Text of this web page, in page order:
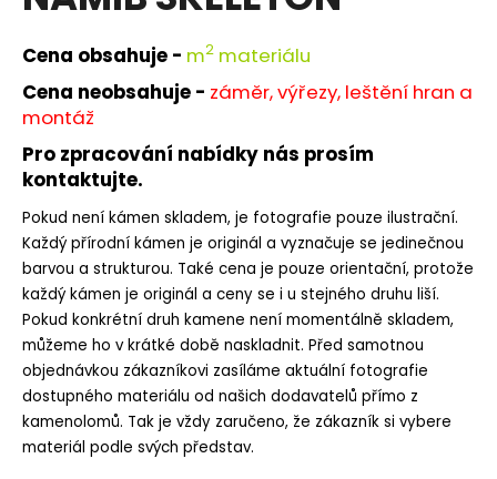
z
5
hvězdiček.
Cena obsahuje - m2 materiálu
Cena neobsahuje - záměr, výřezy, leštění hran a
montáž
Pro zpracování nabídky nás prosím
kontaktujte.
Pokud není kámen skladem, je fotografie pouze ilustrační.
Každý přírodní kámen je originál a vyznačuje se jedinečnou
barvou a strukturou. Také cena je pouze orientační, protože
každý kámen je originál a ceny se i u stejného druhu liší.
Pokud konkrétní druh kamene není momentálně skladem,
můžeme ho v krátké době naskladnit. Před samotnou
objednávkou zákazníkovi zasíláme aktuální fotografie
dostupného materiálu od našich dodavatelů přímo z
kamenolomů. Tak je vždy zaručeno, že zákazník si vybere
materiál podle svých představ.
j
í
t
?
HLEDAT
D
o
p
o
r